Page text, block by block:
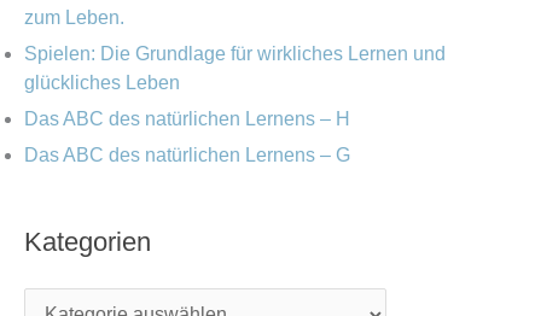
zum Leben.
Spielen: Die Grundlage für wirkliches Lernen und
glückliches Leben
Das ABC des natürlichen Lernens – H
Das ABC des natürlichen Lernens – G
Kategorien